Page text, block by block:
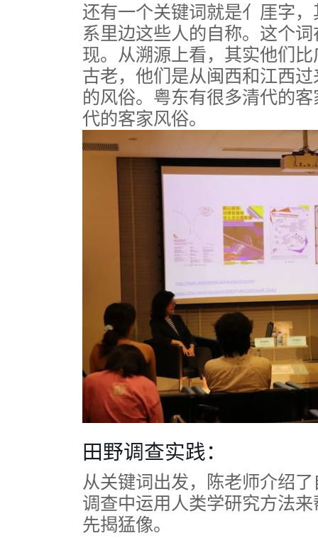
还有一个关键词就是亻厓字
系里边这些人的自称。这个
现。从溯源上看，其实他们
古老，他们是从闽西和江西
的风俗。粤东有很多清代的
代的客家风俗。
田野调查实践：
从关键词出发，陈老师介绍
调查中运用人类学研究方法
先揭猛像。